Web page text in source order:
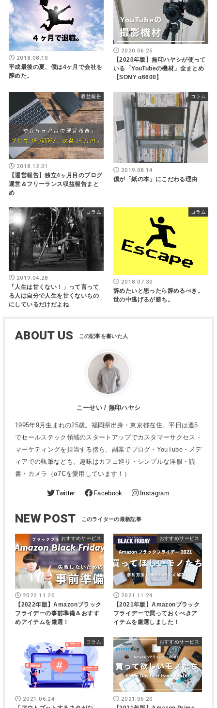
2018.08.10
平成最後の夏、僕は4ヶ月で会社を
辞めた。
2020.06.25
【2020年版】無印ハヤシが使って
いる「YouTubeの機材」全まとめ
【SONY α6600】
収益報告
2018.12.01
【運営報告】独立4ヶ月目のブログ
運営＆フリーランス収益報告まと
め
コラム
2019.08.14
僕が「紙の本」にこだわる理由
コラム
2019.04.28
「人生は甘くない！」って言って
る人は自分で人生を甘くないもの
にしているだけだよね
コラム
2018.07.30
辞めたいと思ったら辞めるべき。
世の中逃げるが勝ち。
ABOUT US
こーせい / 無印ハヤシ
1995年9月生まれの25歳。福岡県出身・東京都在住。平日は週5
でセールステック領域のスタートアップでカスタマーサクセス・
マーケティングを担当する傍ら、副業でブログ・YouTube・メデ
ィアでの執筆なども。趣味はカフェ巡り・シンプルな洋服・読
書・カメラ（α7Cを愛用しています！）
Twitter Facebook Instagram
NEW POST
おすすめサービス
2022.11.20
【2022年版】Amazonブラック
フライデーの事前準備＆おすす
めアイテムを厳選！
おすすめサービス
2021.11.24
【2021年版】Amazonブラック
フライデーで買っておくべきア
イテムを厳選しました！
コラム
2021.06.24
おすすめサービス
2021.06.20